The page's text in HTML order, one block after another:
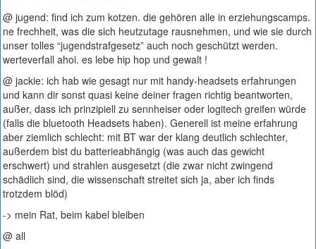
@ jugend: find ich zum kotzen. die gehören alle in erziehungscamps.
ne frechheit, was die sich heutzutage rausnehmen, und wie sie durch
unser tolles “jugendstrafgesetz” auch noch geschützt werden.
werteverfall ahoi. es lebe hip hop und gewalt !
@ jackie: ich hab wie gesagt nur mit handy-headsets erfahrungen
und kann dir sonst quasi keine deiner fragen richtig beantworten,
außer, dass ich prinzipiell zu sennheiser oder logitech greifen würde
(falls die bluetooth Headsets haben). Generell ist meine erfahrung
aber ziemlich schlecht: mit BT war der klang deutlich schlechter,
außerdem bist du batterieabhängig (was auch das gewicht
erschwert) und strahlen ausgesetzt (die zwar nicht zwingend
schädlich sind, die wissenschaft streitet sich ja, aber ich finds
trotzdem blöd)
-> mein Rat, beim kabel bleiben
@ all